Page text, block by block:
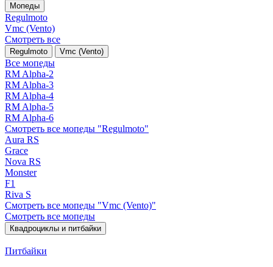
Мопеды
Regulmoto
Vmc (Vento)
Смотреть все
Regulmoto Vmc (Vento)
Все мопеды
RM Alpha-2
RM Alpha-3
RM Alpha-4
RM Alpha-5
RM Alpha-6
Смотреть все мопеды "Regulmoto"
Aura RS
Grace
Nova RS
Monster
F1
Riva S
Смотреть все мопеды "Vmc (Vento)"
Смотреть все мопеды
Квадроциклы и питбайки
Питбайки